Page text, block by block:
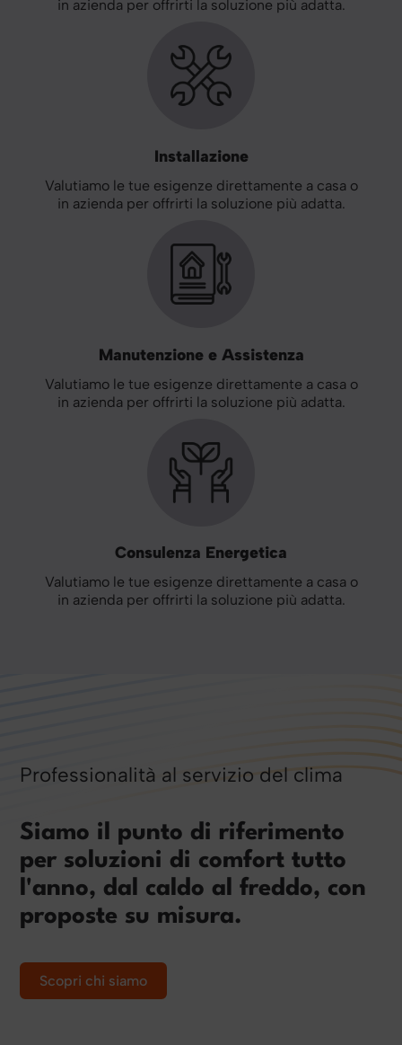
in azienda per offrirti la soluzione più adatta.
Installazione
Valutiamo le tue esigenze direttamente a casa o
in azienda per offrirti la soluzione più adatta.
Manutenzione e Assistenza
Valutiamo le tue esigenze direttamente a casa o
in azienda per offrirti la soluzione più adatta.
Consulenza Energetica
Valutiamo le tue esigenze direttamente a casa o
in azienda per offrirti la soluzione più adatta.
Professionalità al servizio del clima
Siamo il punto di riferimento
per soluzioni di comfort tutto
l'anno, dal caldo al freddo, con
proposte su misura.
Scopri chi siamo